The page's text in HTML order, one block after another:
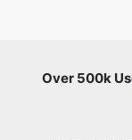
Over 500k